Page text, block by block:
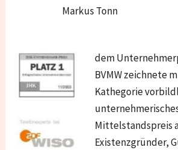
Markus Tonn
dem
BVMW zeichnete
Kathegorie
Mittelstandspreis
Existenzgründer,